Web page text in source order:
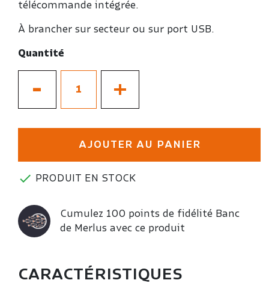
télécommande intégrée.
À brancher sur secteur ou sur port USB.
Quantité
- +
AJOUTER AU PANIER
 PRODUIT EN STOCK
Cumulez 100 points de fidélité Banc
de Merlus avec ce produit
CARACTÉRISTIQUES